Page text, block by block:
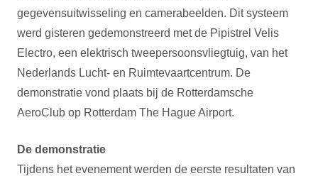
gegevensuitwisseling en camerabeelden. Dit systeem
werd gisteren gedemonstreerd met de Pipistrel Velis
Electro, een elektrisch tweepersoonsvliegtuig, van het
Nederlands Lucht- en Ruimtevaartcentrum. De
demonstratie vond plaats bij de Rotterdamsche
AeroClub op Rotterdam The Hague Airport.
De demonstratie
Tijdens het evenement werden de eerste resultaten van